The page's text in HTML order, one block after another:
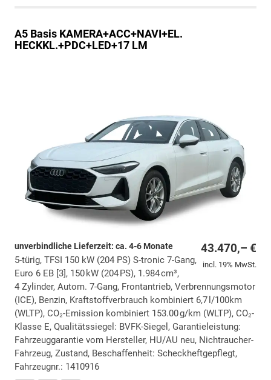
A5 Basis KAMERA+ACC+NAVI+EL.
HECKKL.+PDC+LED+17 LM
43.470,– €
incl. 19% MwSt.
unverbindliche Lieferzeit: ca. 4-6 Monate
5-türig, TFSI 150 kW (204 PS) S-tronic 7-Gang,
Euro 6 EB [3], 150 kW (204 PS), 1.984 cm³,
4 Zylinder, Autom. 7-Gang, Frontantrieb, Verbrennungsmotor
(ICE), Benzin, Kraftstoffverbrauch kombiniert 6,7 l/100km
(WLTP), CO₂-Emission kombiniert 153.00 g/km (WLTP), CO₂-
Klasse E, Qualitätssiegel: BVFK-Siegel, Garantieleistung:
Fahrzeuggarantie vom Hersteller, HU/AU neu, Nichtraucher-
Fahrzeug, Zustand, Beschaffenheit: Scheckheftgepflegt,
Fahrzeugnr.: 1410916